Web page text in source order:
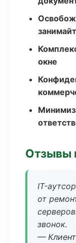
окне
Отзывы
IT-
от
звонок.
—